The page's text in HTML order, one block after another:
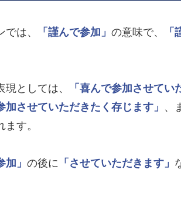
は、 「謹んで参加」 の意味で、
としては、 「喜んで参加させてい
加させていただきたく存じます」 、
す。
加」 の後に 「させていただきます」